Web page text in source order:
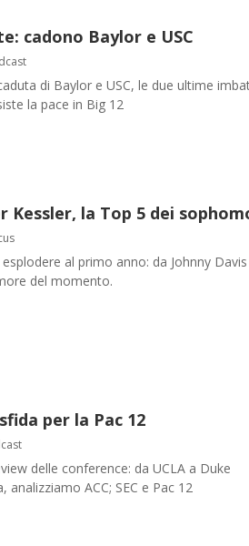
cadono Baylor e USC
di Baylor e USC, le due ultime
la pace in Big 12
Kessler, la Top 5 dei
al primo anno: da Johnny
del momento.
per la Pac 12
delle conference: da UCLA a Duke
ACC; SEC e Pac 12